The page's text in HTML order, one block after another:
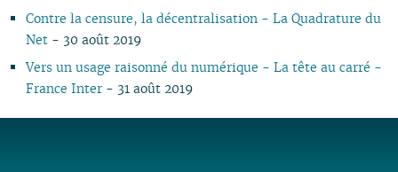
Contre la censure, la décentralisation - La Quadrature du
Net- 30 août 2019
Vers un usage raisonné du numérique - La tête au carré -
France Inter- 31 août 2019